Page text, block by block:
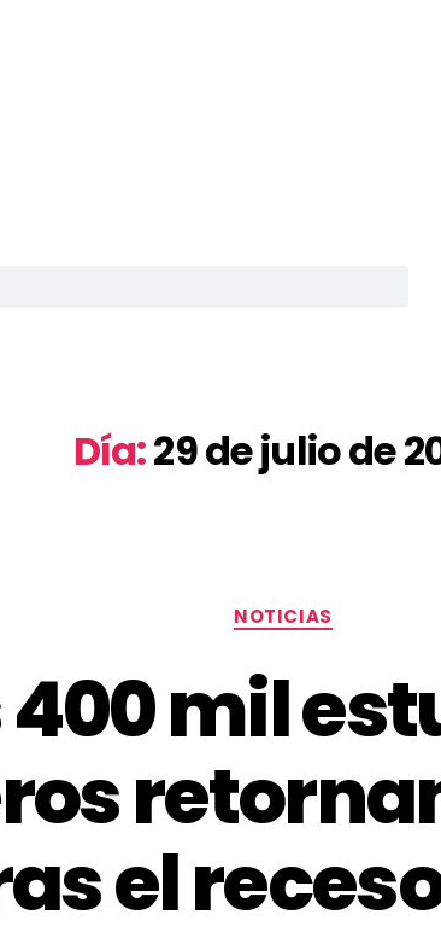
Día:29 de julio de
NOTICIAS
400 mil
el